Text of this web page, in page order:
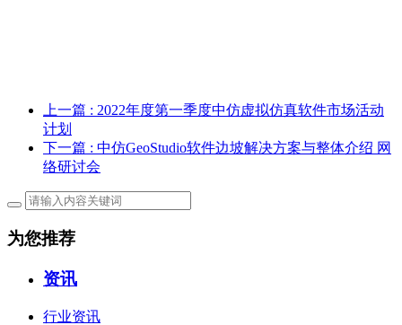
上一篇 : 2022年度第一季度中仿虚拟仿真软件市场活动
计划
下一篇 : 中仿GeoStudio软件边坡解决方案与整体介绍 网
络研讨会
为您推荐
资讯
行业资讯